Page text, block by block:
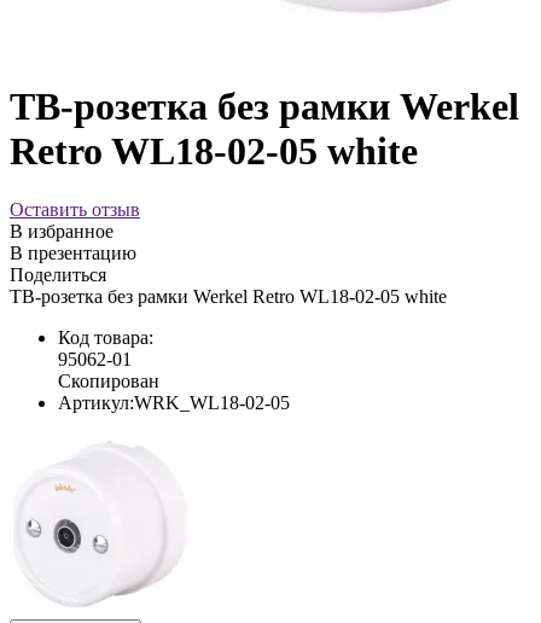
ТВ-розетка без рамки Werkel
Retro WL18-02-05 white
Оставить отзыв
В избранное
В презентацию
Поделиться
ТВ-розетка без рамки Werkel Retro WL18-02-05 white
Код товара:
95062-01
Скопирован
Артикул:WRK_WL18-02-05